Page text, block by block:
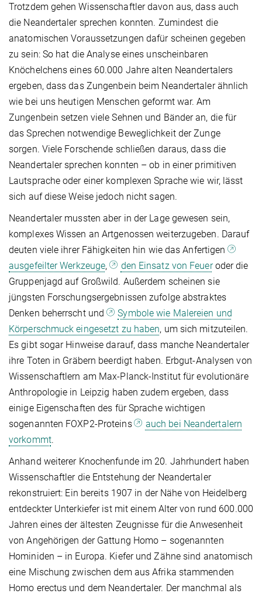
Trotzdem gehen Wissenschaftler davon aus, dass auch
die Neandertaler sprechen konnten. Zumindest die
anatomischen Voraussetzungen dafür scheinen gegeben
zu sein: So hat die Analyse eines unscheinbaren
Knöchelchens eines 60.000 Jahre alten Neandertalers
ergeben, dass das Zungenbein beim Neandertaler ähnlich
wie bei uns heutigen Menschen geformt war. Am
Zungenbein setzen viele Sehnen und Bänder an, die für
das Sprechen notwendige Beweglichkeit der Zunge
sorgen. Viele Forschende schließen daraus, dass die
Neandertaler sprechen konnten – ob in einer primitiven
Lautsprache oder einer komplexen Sprache wie wir, lässt
sich auf diese Weise jedoch nicht sagen.
Neandertaler mussten aber in der Lage gewesen sein,
komplexes Wissen an Artgenossen weiterzugeben. Darauf
deuten viele ihrer Fähigkeiten hin wie das Anfertigen
ausgefeilter Werkzeuge, den Einsatz von Feueroder die
Gruppenjagd auf Großwild. Außerdem scheinen sie
jüngsten Forschungsergebnissen zufolge abstraktes
Denken beherrscht und
Symbole wie Malereien und
Körperschmuck eingesetzt zu haben, um sich mitzuteilen.
Es gibt sogar Hinweise darauf, dass manche Neandertaler
ihre Toten in Gräbern beerdigt haben. Erbgut-Analysen von
Wissenschaftlern am Max-Planck-Institut für evolutionäre
Anthropologie in Leipzig haben zudem ergeben, dass
einige Eigenschaften des für Sprache wichtigen
sogenannten FOXP2-Proteins
auch bei Neandertalern
vorkommt.
Anhand weiterer Knochenfunde im 20. Jahrhundert haben
Wissenschaftler die Entstehung der Neandertaler
rekonstruiert: Ein bereits 1907 in der Nähe von Heidelberg
entdeckter Unterkiefer ist mit einem Alter von rund 600.000
Jahren eines der ältesten Zeugnisse für die Anwesenheit
von Angehörigen der Gattung Homo – sogenannten
Hominiden – in Europa. Kiefer und Zähne sind anatomisch
eine Mischung zwischen dem aus Afrika stammenden
Homo erectus und dem Neandertaler. Der manchmal als